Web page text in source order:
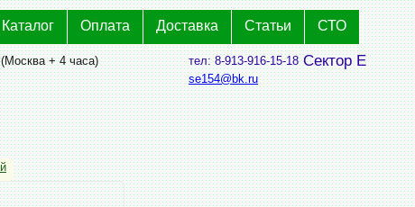
Каталог Оплата Доставка Статьи СТО
Сектор Е
тел: 8-913-916-15-18
se154@bk.ru
+ 4 часа)